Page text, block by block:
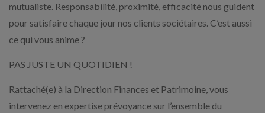
mutualiste. Responsabilité, proximité, efficacité nous guident
pour satisfaire chaque jour nos clients sociétaires. C’est aussi
ce qui vous anime ?
PAS JUSTE UN QUOTIDIEN !
Rattaché(e) à la Direction Finances et Patrimoine, vous
intervenez en expertise prévoyance sur l’ensemble du